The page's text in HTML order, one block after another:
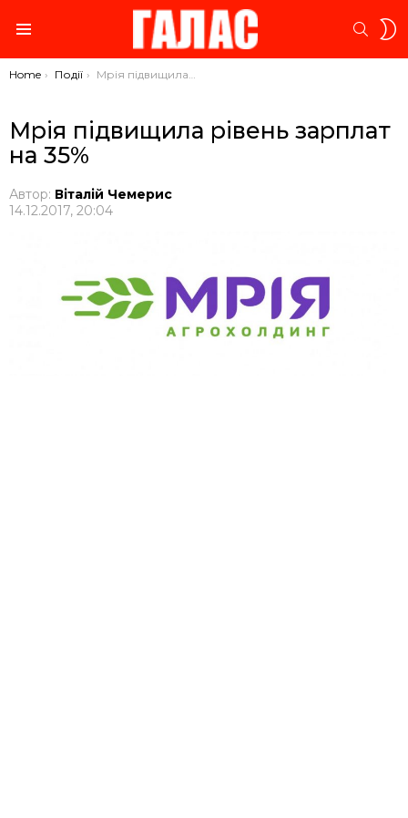
You are here:
Home Події Мрія підвищила рівень зарплат на 35%
Мрія підвищила рівень зарплат
на 35%
Автор: Віталій Чемерис
14.12.2017, 20:04